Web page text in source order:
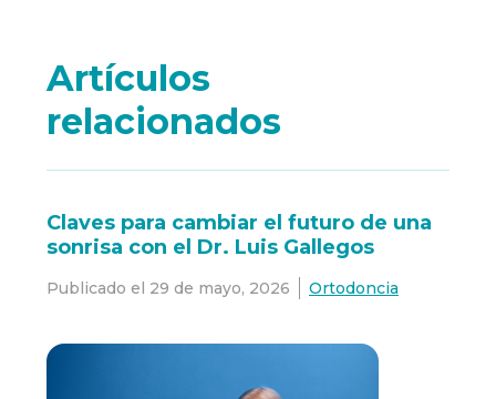
Artículos
relacionados
Claves para cambiar el futuro de una
sonrisa con el Dr. Luis Gallegos
Publicado el 29 de mayo, 2026 Ortodoncia